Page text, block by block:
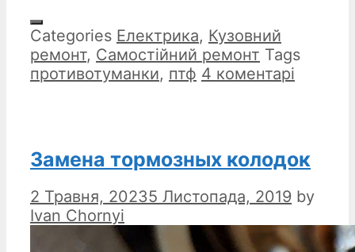
Categories Електрика, Кузовний
ремонт, Самостійний ремонт Tags
противотуманки, птф 4 коментарі
Замена тормозных колодок
2 Травня, 20235 Листопада, 2019 by
Ivan Chornyi